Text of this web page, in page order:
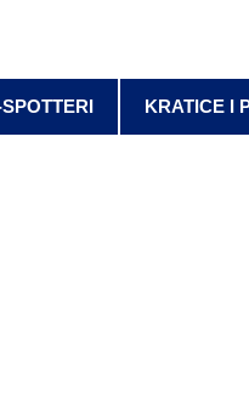
KRATICE I